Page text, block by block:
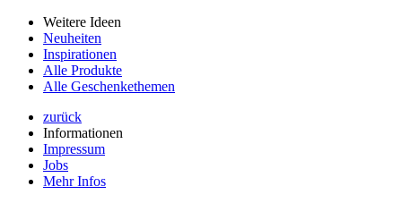
Weitere Ideen
Neuheiten
Inspirationen
Alle Produkte
Alle Geschenkethemen
zurück
Informationen
Impressum
Jobs
Mehr Infos